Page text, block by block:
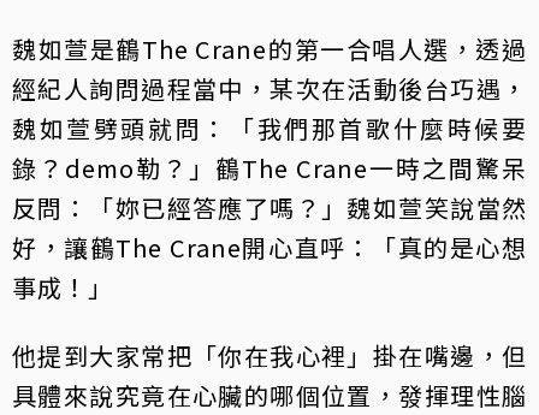
魏如萱是鶴The Crane的第一合唱人選，透過
經紀人詢問過程當中，某次在活動後台巧遇，
魏如萱劈頭就問：「我們那首歌什麼時候要
錄？demo勒？」鶴The Crane一時之間驚呆
反問：「妳已經答應了嗎？」魏如萱笑說當然
好，讓鶴The Crane開心直呼：「真的是心想
事成！」
他提到大家常把「你在我心裡」掛在嘴邊，但
具體來說究竟在心臟的哪個位置，發揮理性腦